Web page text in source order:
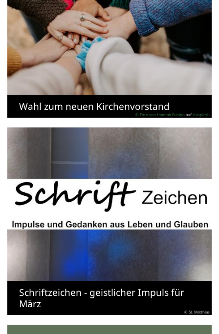
Wahl zum neuen Kirchenvorstand
© Foto vonHannah BusingaufUnsplash
Schriftzeichen - geistlicher Impuls für
März
© St. Matthias